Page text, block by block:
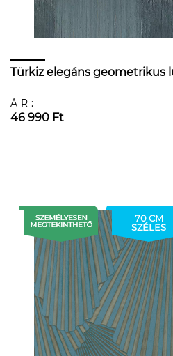
Türkiz elegáns geometrikus
ÁR:
46 990 Ft
70 CM
SZÉLES